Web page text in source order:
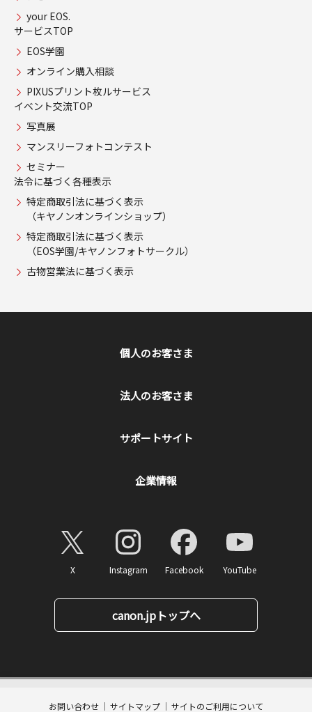
your EOS.
サービスTOP
EOS学園
オンライン購入相談
PIXUSプリント枚ルサービス
イベント交流TOP
写真展
マンスリーフォトコンテスト
セミナー
法令に基づく各種表示
特定商取引法に基づく表示
（キヤノンオンラインショップ）
特定商取引法に基づく表示
（EOS学園/キヤノンフォトサークル）
古物営業法に基づく表示
個人のお客さま
法人のお客さま
サポートサイト
企業情報
X Instagram Facebook YouTube
canon.jpトップへ
お問い合わせ サイトマップ サイトのご利用について